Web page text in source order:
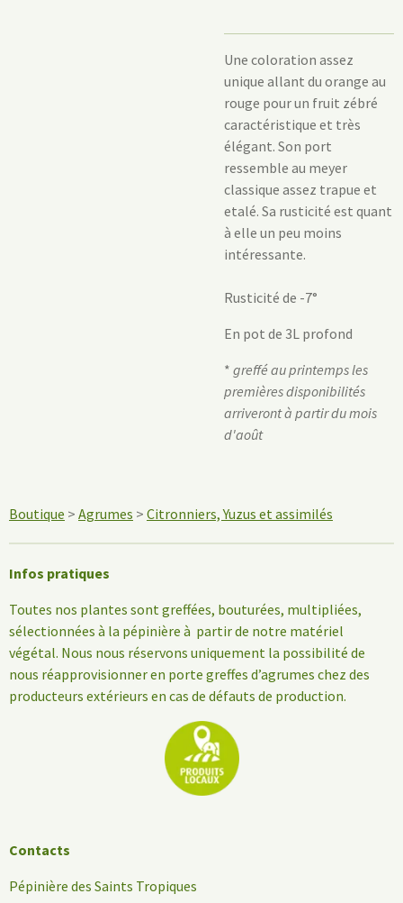
Une coloration assez
unique allant du orange au
rouge pour un fruit zébré
caractéristique et très
élégant. Son port
ressemble au meyer
classique assez trapue et
etalé. Sa rusticité est quant
à elle un peu moins
intéressante.
Rusticité de -7°
En pot de 3L profond
* greffé au printemps les
premières disponibilités
arriveront à partir du mois
d'août
Boutique > Agrumes > Citronniers, Yuzus et assimilés
Infos pratiques
Toutes nos plantes sont greffées, bouturées, multipliées,
sélectionnées à la pépinière à partir de notre matériel
végétal. Nous nous réservons uniquement la possibilité de
nous réapprovisionner en porte greffes d’agrumes chez des
producteurs extérieurs en cas de défauts de production.
Contacts
Pépinière des Saints Tropiques